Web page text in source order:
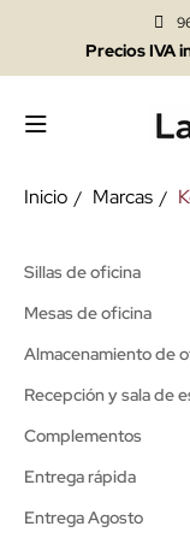
Precios IVA
Inicio Marcas
Sillas de oficina
Mesas de oficina
Almacenamiento de
Recepción y sala de
Complementos
Entrega rápida
Entrega Agosto